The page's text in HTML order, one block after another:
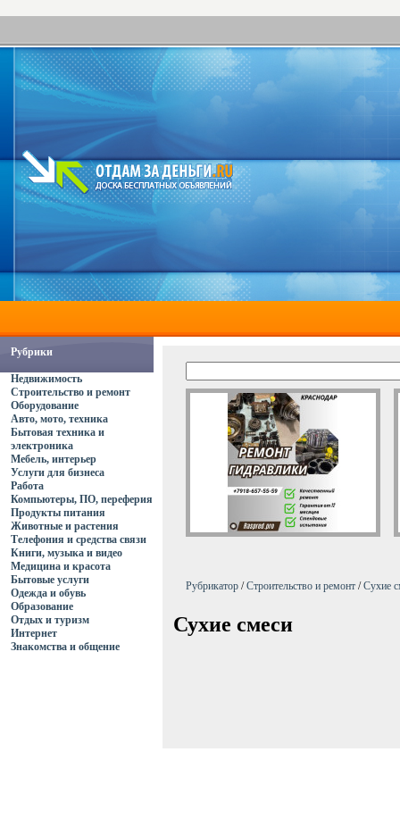
Рубрики
Недвижимость
Строительство и ремонт
Оборудование
Авто, мото, техника
Бытовая техника и
электроника
Мебель, интерьер
Услуги для бизнеса
Работа
Компьютеры, ПО, переферия
Продукты питания
Животные и растения
Телефония и средства связи
Книги, музыка и видео
Медицина и красота
Бытовые услуги
Одежда и обувь
Образование
Отдых и туризм
Интернет
Знакомства и общение
Рубрикатор /Строительство и ремонт /Сухие
Сухие смеси